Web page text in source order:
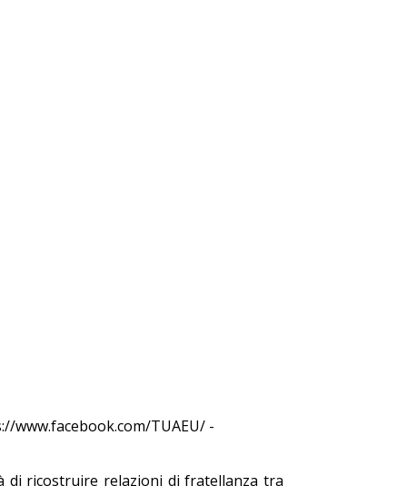
www.facebook.com/TUAEU/ -
di ricostruire relazioni di fratellanza tra